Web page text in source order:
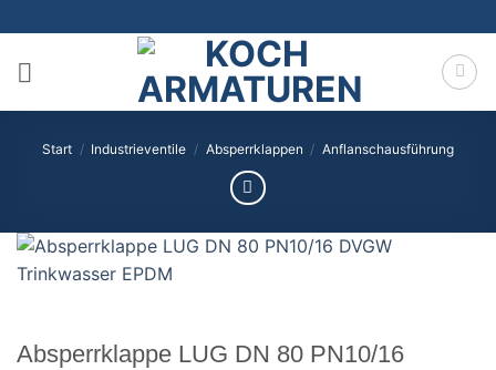
Inhalt
springen
Start / Industrieventile / Absperrklappen / Anflanschausführung
Absperrklappe LUG DN 80 PN10/16